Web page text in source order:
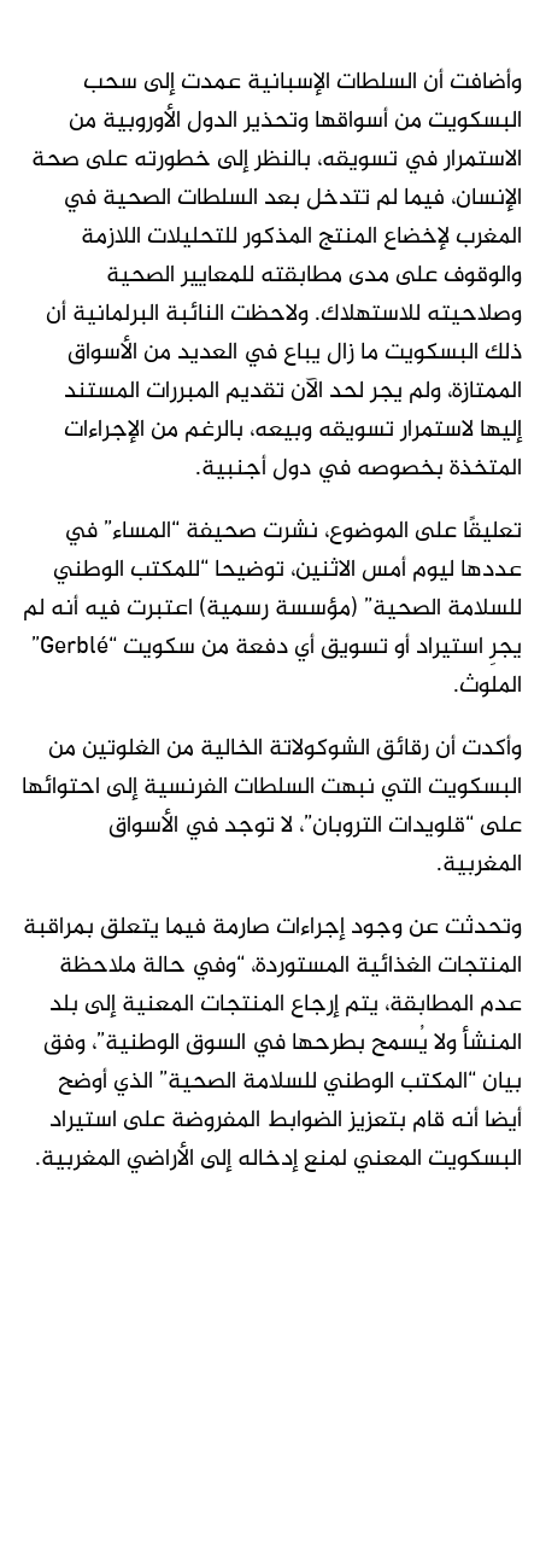
وأضافت أن السلطات الإسبانية عمدت إلى سحب
البسكويت من أسواقها وتحذير الدول الأوروبية من
الاستمرار في تسويقه، بالنظر إلى خطورته على صحة
الإنسان، فيما لم تتدخل بعد السلطات الصحية في
المغرب لإخضاع المنتج المذكور للتحليلات اللازمة
والوقوف على مدى مطابقته للمعايير الصحية
وصلاحيته للاستهلاك. ولاحظت النائبة البرلمانية أن
ذلك البسكويت ما زال يباع في العديد من الأسواق
الممتازة، ولم يجر لحد الآن تقديم المبررات المستند
إليها لاستمرار تسويقه وبيعه، بالرغم من الإجراءات
المتخذة بخصوصه في دول أجنبية.
تعليقًا على الموضوع، نشرت صحيفة “المساء” في
عددها ليوم أمس الاثنين، توضيحا “للمكتب الوطني
للسلامة الصحية” (مؤسسة رسمية) اعتبرت فيه أنه لم
يجرِ استيراد أو تسويق أي دفعة من سكويت “Gerblé”
الملوث.
وأكدت أن رقائق الشوكولاتة الخالية من الغلوتين من
البسكويت التي نبهت السلطات الفرنسية إلى احتوائها
على “قلويدات التروبان”، لا توجد في الأسواق
المغربية.
وتحدثت عن وجود إجراءات صارمة فيما يتعلق بمراقبة
المنتجات الغذائية المستوردة، “وفي حالة ملاحظة
عدم المطابقة، يتم إرجاع المنتجات المعنية إلى بلد
المنشأ ولا يُسمح بطرحها في السوق الوطنية”، وفق
بيان “المكتب الوطني للسلامة الصحية” الذي أوضح
أيضا أنه قام بتعزيز الضوابط المفروضة على استيراد
البسكويت المعني لمنع إدخاله إلى الأراضي المغربية.